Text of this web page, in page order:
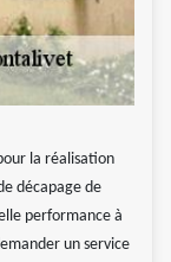
la réalisation
décapage de
performance à
un service